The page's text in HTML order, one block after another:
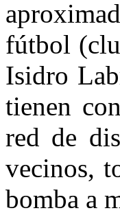
fútbol
Isidro
tienen
red de
vecinos,
bomba a